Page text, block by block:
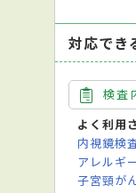
対応でき
検査
よく利用
内視鏡検
アレルギ
子宮頸が